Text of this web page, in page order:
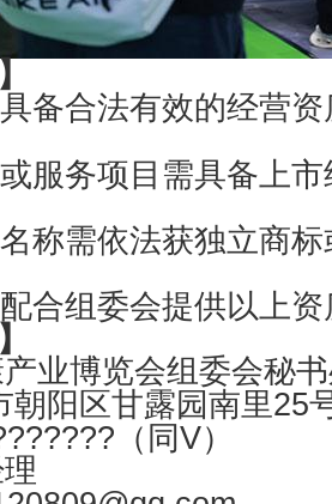
】
备合法有效的经营资
服务项目需具备上
称需依法获独立商
合组委会提供以上
】
业博览会组委会秘
朝阳区甘露园南里25
（同V）